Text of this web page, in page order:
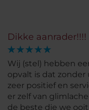
Dikke aanrader!!!!
Wij (stel) hebben
opvalt is dat
zeer positief en
er zelf van
de beste die we